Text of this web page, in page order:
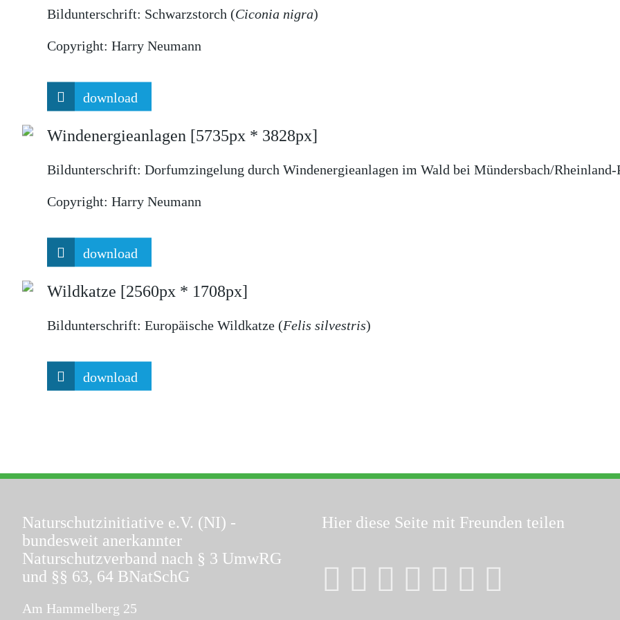
Bildunterschrift: Schwarzstorch (Ciconia nigra)
Copyright: Harry Neumann
download
Windenergieanlagen [5735px * 3828px]
Bildunterschrift: Dorfumzingelung durch Windenergieanlagen im Wald bei Mündersbach/
Copyright: Harry Neumann
download
Wildkatze [2560px * 1708px]
Bildunterschrift: Europäische Wildkatze (Felis silvestris)
download
Naturschutzinitiative e.V. (NI) -
bundesweit anerkannter
Naturschutzverband nach § 3 UmwRG
und §§ 63, 64 BNatSchG
Am Hammelberg 25
Hier diese Seite mit Freunden teilen